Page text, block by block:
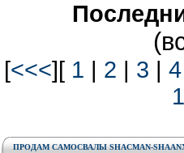
[<<<][ 1 | 2 | 3 | 4
ПРОДАМ САМОСВАЛЫ SHACMAN-SHAANXI